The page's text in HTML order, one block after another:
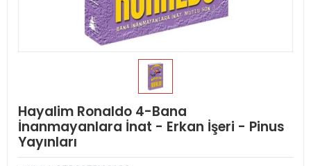
Hayalim Ronaldo 4-Bana
İnanmayanlara İnat - Erkan İşeri - Pinus
Yayınları